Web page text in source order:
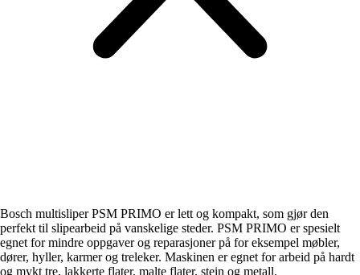
Bosch multisliper PSM PRIMO er lett og kompakt, som gjør den
perfekt til slipearbeid på vanskelige steder. PSM PRIMO er spesielt
egnet for mindre oppgaver og reparasjoner på for eksempel møbler,
dører, hyller, karmer og treleker. Maskinen er egnet for arbeid på hardt
og mykt tre, lakkerte flater, malte flater, stein og metall.